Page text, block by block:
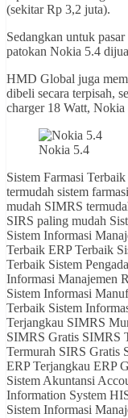
(sekitar Rp 3,2 juta).
Sedangkan untuk
patokan Nokia 5.4
HMD Global juga
dibeli secara terpisah,
charger 18 Watt, Nokia
Nokia 5.4
Sistem Farmasi
termudah sistem
mudah SIMRS
SIRS paling mudah
Sistem Informasi
Terbaik ERP Terbaik
Terbaik Sistem
Informasi Manajemen
Sistem Informasi
Terbaik Sistem
Terjangkau SIMRS
SIMRS Gratis SIMRS
Termurah SIRS Gratis
ERP Terjangkau ERP
Sistem Akuntansi
Information System
Sistem Informasi